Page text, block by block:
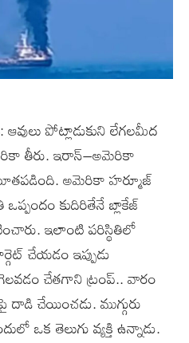
: ఆవులు పోట్లాడుకుని లేగలమీద
తీరు. ఇరాన్‌–అమెరికా
అమెరికా హర్మూజ్‌
కుదిరితేనే బ్లాకేజ్‌
ఇలాంటి పరిస్థితిలో
చేయడం ఇప్పుడు
చేతగాని ట్రంప్‌.. వారం
చేయించడు. ముగ్గురు
ఒక తెలుగు వ్యక్తి ఉన్నాడు.